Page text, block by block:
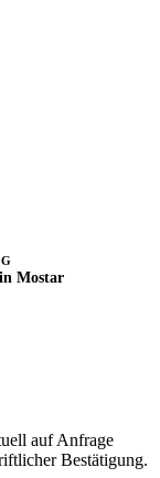
Mostar
auf Anfrage
Bestätigung.